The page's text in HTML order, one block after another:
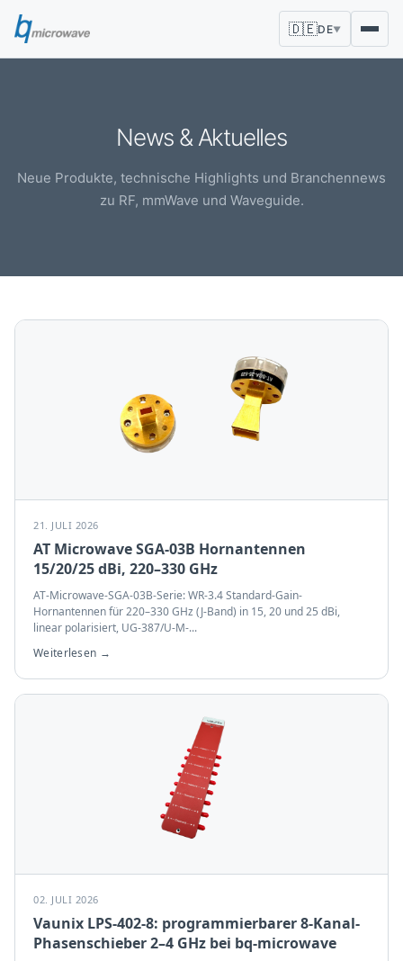
🇩🇪DE▼
News & Aktuelles
Neue Produkte, technische Highlights und Branchennews
zu RF, mmWave und Waveguide.
21. JULI 2026
AT Microwave SGA-03B Hornantennen
15/20/25 dBi, 220–330 GHz
AT-Microwave-SGA-03B-Serie: WR-3.4 Standard-Gain-
Hornantennen für 220–330 GHz (J-Band) in 15, 20 und 25 dBi,
linear polarisiert, UG-387/U-M-...
Weiterlesen →
02. JULI 2026
Vaunix LPS-402-8: programmierbarer 8-Kanal-
Phasenschieber 2–4 GHz bei bq-microwave